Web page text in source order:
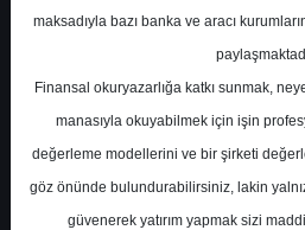
Ortalama Fiyat Tahmini
Ortalama Getiri Potansiyeli
Kurum
7
maksadıyla bazı banka ve aracı
Finansal okuryazarlığa katkı sunmak,
manasıyla okuyabilmek için işin
değerleme modellerini ve bir şirketi
göz önünde bulundurabilirsiniz, lakin
güvenerek yatırım yapmak sizi